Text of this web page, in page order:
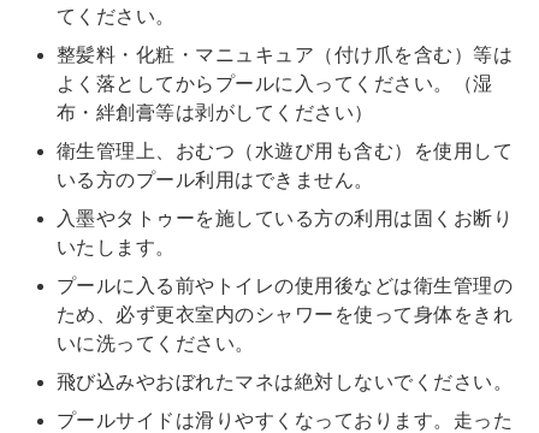
てください。
整髪料・化粧・マニュキュア（付け爪を含む）等は
よく落としてからプールに入ってください。（湿
布・絆創膏等は剥がしてください）
衛生管理上、おむつ（水遊び用も含む）を使用して
いる方のプール利用はできません。
入墨やタトゥーを施している方の利用は固くお断り
いたします。
プールに入る前やトイレの使用後などは衛生管理の
ため、必ず更衣室内のシャワーを使って身体をきれ
いに洗ってください。
飛び込みやおぼれたマネは絶対しないでください。
プールサイドは滑りやすくなっております。走った